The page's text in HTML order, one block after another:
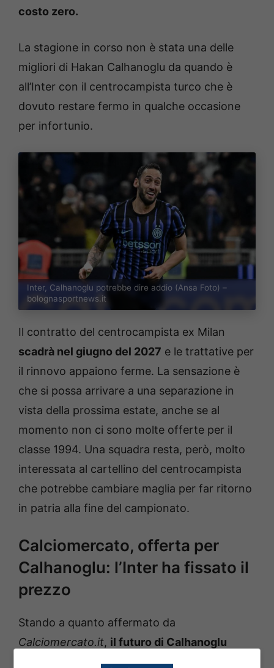
costo zero.
La stagione in corso non è stata una delle
migliori di Hakan Calhanoglu da quando è
all’Inter con il centrocampista turco che è
dovuto restare fermo in qualche occasione
per infortunio.
Inter, Calhanoglu potrebbe dire addio (Ansa Foto) –
bolognasportnews.it
Il contratto del centrocampista ex Milan
scadrà nel giugno del 2027 e le trattative per
il rinnovo appaiono ferme. La sensazione è
che si possa arrivare a una separazione in
vista della prossima estate, anche se al
momento non ci sono molte offerte per il
classe 1994. Una squadra resta, però, molto
interessata al cartellino del centrocampista
che potrebbe cambiare maglia per far ritorno
in patria alla fine del campionato.
Calciomercato, offerta per
Calhanoglu: l’Inter ha fissato il
prezzo
Stando a quanto affermato da
Calciomercato.it, il futuro di Calhanoglu
potrebbe essere lontano dall’Inter